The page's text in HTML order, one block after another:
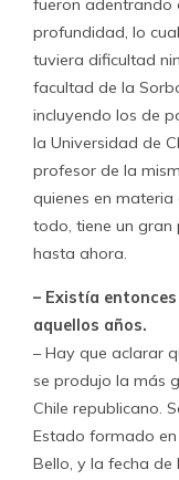
fueron adentrando
profundidad, lo
tuviera dificultad
facultad de la
incluyendo los de
la Universidad de
profesor de la
quienes en
todo, tiene un gran
hasta ahora.
– Existía
aquellos años.
– Hay que aclarar
se produjo la más
Chile republicano.
Estado formado
Bello, y la fecha